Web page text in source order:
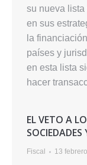
su nueva
en sus
la
países y
en esta lista
hacer
EL VETO A
SOCIEDADES
Fiscal 13